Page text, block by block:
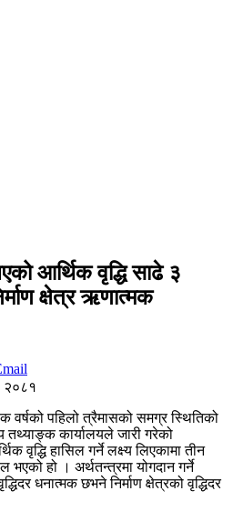
आर्थिक वृद्धि साढे ३
क्षेत्र ऋणात्मक
२०८१
पहिलो त्रैमासको समग्र स्थितिको
तथ्याङ्क कार्यालयले जारी गरेको
वृद्धि हासिल गर्ने लक्ष्य लिएकामा तीन
हो । अर्थतन्त्रमा योगदान गर्ने
धनात्मक छभने निर्माण क्षेत्रको वृद्धिदर